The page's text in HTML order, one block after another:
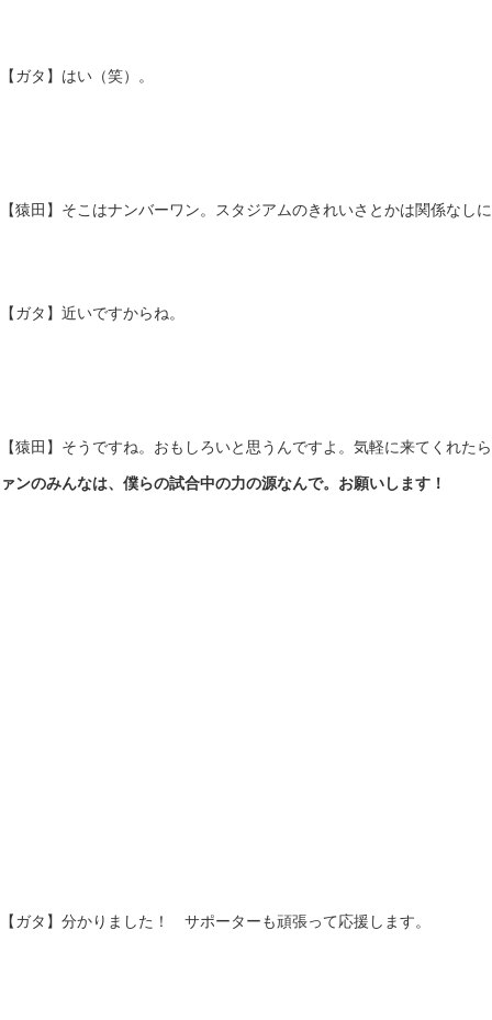
【ガタ】はい（笑）。
【猿田】そこはナンバーワン。スタジアムのきれいさとかは関係なし
【ガタ】近いですからね。
【猿田】そうですね。おもしろいと思うんですよ。気軽に来てくれた
ァンのみんなは、僕らの試合中の力の源なんで。お願いします！
【ガタ】分かりました！ サポーターも頑張って応援します。